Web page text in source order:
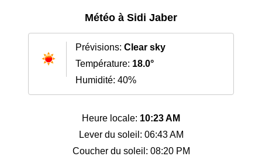
Météo à Sidi Jaber
Prévisions: Clear sky
Température: 18.0°
Humidité: 40%
Heure locale: 10:23 AM
Lever du soleil: 06:43 AM
Coucher du soleil: 08:20 PM